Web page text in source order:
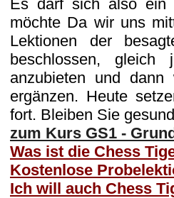
Es darf sich also ein
möchte Da wir uns
Lektionen der
beschlossen,
anzubieten und
ergänzen. Heute
fort. Bleiben Sie
zum Kurs GS1 -
Was ist die Chess
Kostenlose
Ich will auch Chess